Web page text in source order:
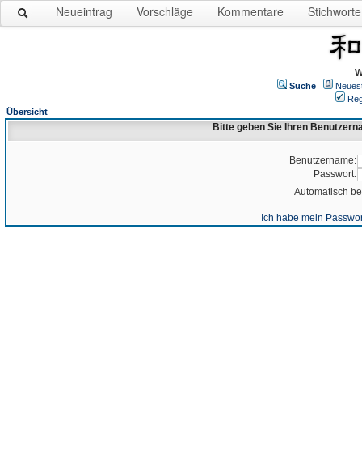
Neueintrag Vorschläge Kommentare Stichworte
Suche
Übersicht
Bitte geben Sie Ihren
Benutzername:
Passwort:
Automatisch
Ich habe mein